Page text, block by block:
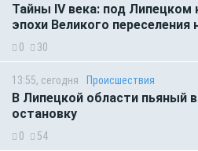
Тайны IV века: под
эпохи Великого переселения
0 30
13:55, сегодня Происшествия
В Липецкой области пьяный
остановку
0 54